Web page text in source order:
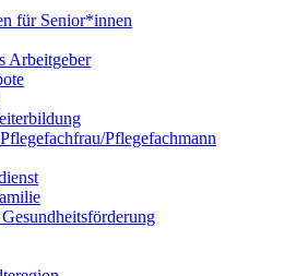
für Senior*innen
Arbeitgeber
Pflegefachmann